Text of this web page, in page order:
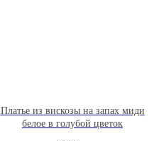
Платье из вискозы на запах миди
белое в голубой цветок